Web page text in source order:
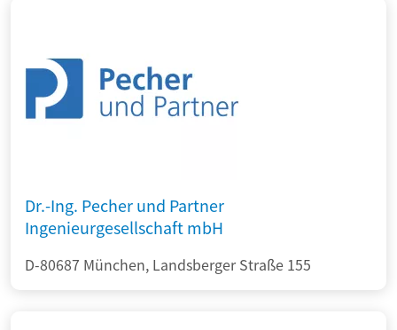
Dr.-Ing. Pecher und Partner
Ingenieurgesellschaft mbH
D-80687 München, Landsberger Straße 155